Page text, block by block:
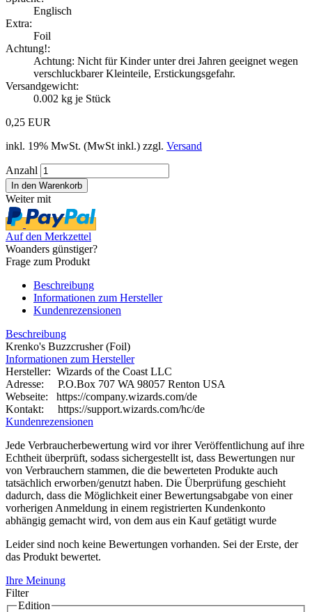
Englisch
Extra:
Foil
Achtung!:
Achtung: Nicht für Kinder unter drei Jahren geeignet wegen
verschluckbarer Kleinteile, Erstickungsgefahr.
Versandgewicht:
0.002 kg je Stück
0,25 EUR
inkl. 19% MwSt. (MwSt inkl.) zzgl. Versand
Anzahl
Weiter mit
Auf den Merkzettel
Woanders günstiger?
Frage zum Produkt
Beschreibung
Informationen zum Hersteller
Kundenrezensionen
Beschreibung
Krenko's Buzzcrusher (Foil)
Informationen zum Hersteller
Hersteller: Wizards of the Coast LLC
Adresse: P.O.Box 707 WA 98057 Renton USA
Webseite:
https://company.wizards.com/de
Kontakt: https://support.wizards.com/hc/de
Kundenrezensionen
Jede Verbraucherbewertung wird vor ihrer Veröffentlichung auf ihre
Echtheit überprüft, sodass sichergestellt ist, dass Bewertungen nur
von Verbrauchern stammen, die die bewerteten Produkte auch
tatsächlich erworben/genutzt haben. Die Überprüfung geschieht
dadurch, dass die Möglichkeit einer Bewertungsabgabe von einer
vorherigen Anmeldung in einem registrierten Kundenkonto
abhängig gemacht wird, von dem aus ein Kauf getätigt wurde
Leider sind noch keine Bewertungen vorhanden. Sei der Erste, der
das Produkt bewertet.
Ihre Meinung
Filter
Edition